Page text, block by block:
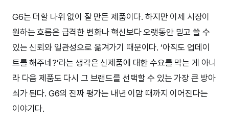
G6는 더할 나위 없이 잘 만든 제품이다. 하지만 이제 시장이
원하는 흐름은 급격한 변화나 혁신보다 오랫동안 믿고 쓸 수
있는 신뢰와 일관성으로 옮겨가기 때문이다. ‘아직도 업데이
트를 해주네?’라는 생각은 신제품에 대한 수요를 막는 게 아니
라 다음 제품도 다시 그 브랜드를 선택할 수 있는 가장 큰 방아
쇠가 된다. G6의 진짜 평가는 내년 이맘 때까지 이어진다는
이야기다.